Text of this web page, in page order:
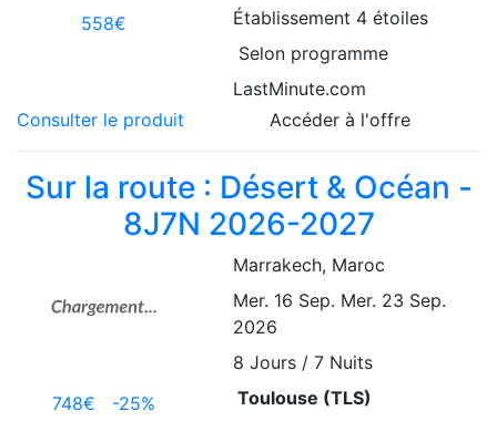
558€
Établissement 4 étoiles
Selon programme
LastMinute.com
Consulter le produit
Accéder à l'offre
Sur la route : Désert & Océan -
8J7N 2026-2027
748€ -25%
Marrakech, Maroc
Mer. 16 Sep. Mer. 23 Sep.
2026
8 Jours / 7 Nuits
Toulouse (TLS)